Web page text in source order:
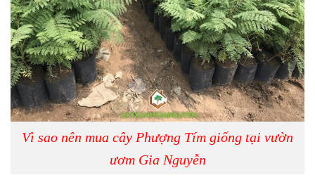
Vì sao nên mua cây Phượng Tím giống tại vườn
ươm Gia Nguyễn